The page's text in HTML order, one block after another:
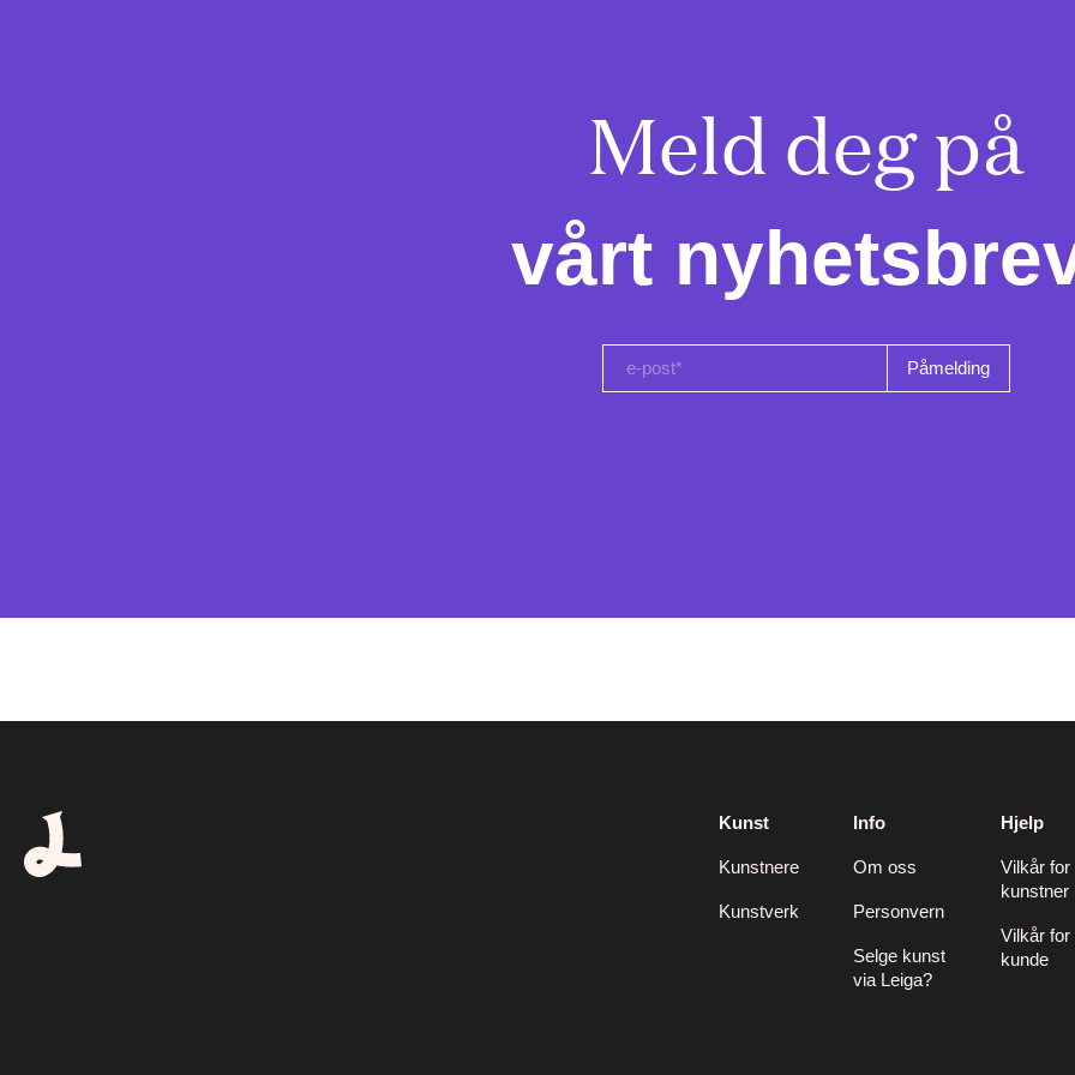
Meld deg på
vårt
e-post*
Kunst
Kunstnere
Kunstverk
Info
Om oss
Personvern
Selge kunst
via Leiga?
Hjelp
Vilkår for
kunstner
Vilkår for
kunde